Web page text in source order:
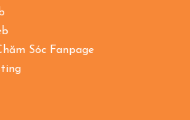
Sóc Fanpage